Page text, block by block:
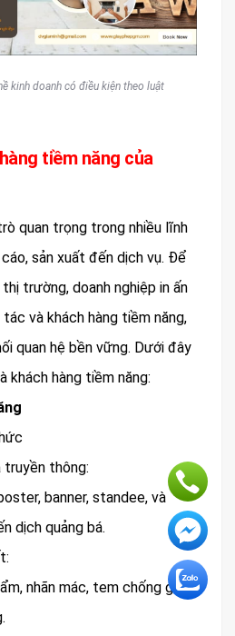
kinh doanh có điều kiện theo luật
tiềm năng của
quan trọng trong nhiều lĩnh
sản xuất đến dịch vụ. Để
trường, doanh nghiệp in ấn
và khách hàng tiềm năng,
quan hệ bền vững. Dưới đây
khách hàng tiềm năng:
truyền thông:
banner, standee, và
dịch quảng bá.
nhãn mác, tem chống giả,